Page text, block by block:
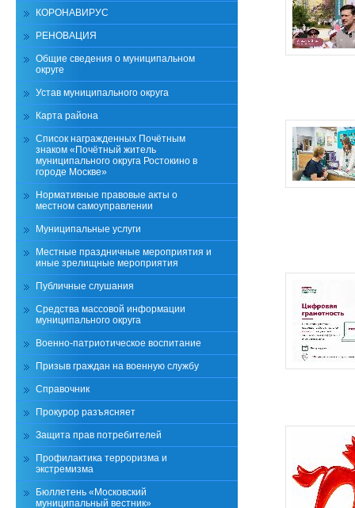
КОРОНАВИРУС
РЕНОВАЦИЯ
Общие сведения о муниципальном
округе
Устав муниципального округа
Карта района
Список награжденных Почётным
знаком «Почётный житель
муниципального округа Ростокино в
городе Москве»
Нормативные правовые акты о
местном самоуправлении
Муниципальные услуги
Местные праздничные мероприятия и
иные зрелищные мероприятия
Публичные слушания
Средства массовой информации
муниципального округа
Военно-патриотическое воспитание
Призыв граждан на военную службу
Справочник
Прокурор разъясняет
Защита прав потребителей
Профилактика терроризма и
экстремизма
Бюллетень «Московский
муниципальный вестник»